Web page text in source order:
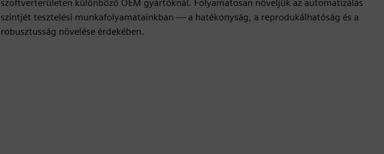
szoftverterületen különböző OEM gyártóknál. Folyamatosan növeljük az automatizálás
szintjét tesztelési munkafolyamatainkban — a hatékonyság, a reprodukálhatóság és a
robusztusság növelése érdekében.